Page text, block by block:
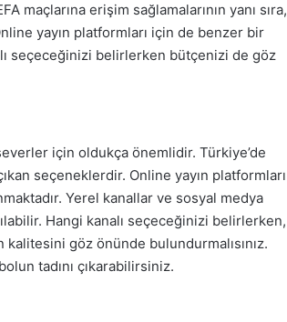
maçlarına erişim sağlamalarının yanı sıra,
yayın platformları için de benzer bir
seçeceğinizi belirlerken bütçenizi de göz
için oldukça önemlidir. Türkiye’de
seçeneklerdir. Online yayın platformları
Yerel kanallar ve sosyal medya
Hangi kanalı seçeceğinizi belirlerken,
kalitesini göz önünde bulundurmalısınız.
tadını çıkarabilirsiniz.